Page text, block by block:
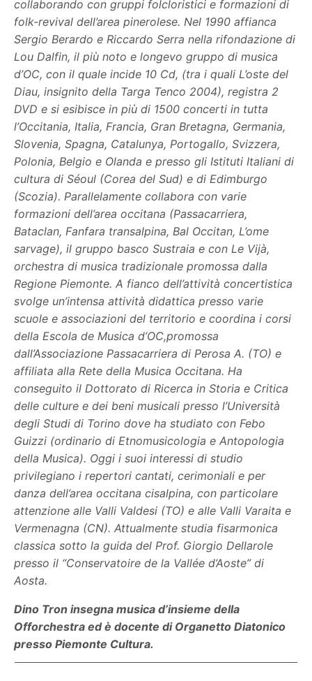
collaborando con gruppi folcloristici e formazioni di
folk-revival dell’area pinerolese. Nel 1990 affianca
Sergio Berardo e Riccardo Serra nella rifondazione di
Lou Dalfin, il più noto e longevo gruppo di musica
d’OC, con il quale incide 10 Cd, (tra i quali L’oste del
Diau, insignito della Targa Tenco 2004), registra 2
DVD e si esibisce in più di 1500 concerti in tutta
l’Occitania, Italia, Francia, Gran Bretagna, Germania,
Slovenia, Spagna, Catalunya, Portogallo, Svizzera,
Polonia, Belgio e Olanda e presso gli Istituti Italiani di
cultura di Séoul (Corea del Sud) e di Edimburgo
(Scozia). Parallelamente collabora con varie
formazioni dell’area occitana (Passacarriera,
Bataclan, Fanfara transalpina, Bal Occitan, L’ome
sarvage), il gruppo basco Sustraia e con Le Vijà,
orchestra di musica tradizionale promossa dalla
Regione Piemonte. A fianco dell’attività concertistica
svolge un’intensa attività didattica presso varie
scuole e associazioni del territorio e coordina i corsi
della Escola de Musica d’OC,promossa
dall’Associazione Passacarriera di Perosa A. (TO) e
affiliata alla Rete della Musica Occitana. Ha
conseguito il Dottorato di Ricerca in Storia e Critica
delle culture e dei beni musicali presso l’Università
degli Studi di Torino dove ha studiato con Febo
Guizzi (ordinario di Etnomusicologia e Antopologia
della Musica). Oggi i suoi interessi di studio
privilegiano i repertori cantati, cerimoniali e per
danza dell’area occitana cisalpina, con particolare
attenzione alle Valli Valdesi (TO) e alle Valli Varaita e
Vermenagna (CN). Attualmente studia fisarmonica
classica sotto la guida del Prof. Giorgio Dellarole
presso il “Conservatoire de la Vallée d’Aoste” di
Aosta.
Dino Tron insegna musica d’insieme della
Offorchestra ed è docente di Organetto Diatonico
presso Piemonte Cultura.